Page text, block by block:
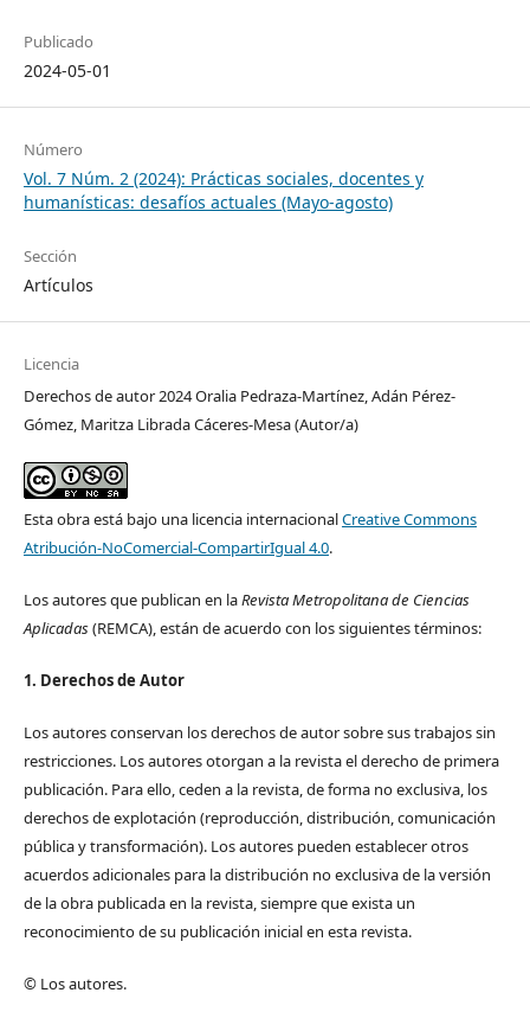
Publicado
2024-05-01
Número
Vol. 7 Núm. 2 (2024): Prácticas sociales, docentes y
humanísticas: desafíos actuales (Mayo-agosto)
Sección
Artículos
Licencia
Derechos de autor 2024 Oralia Pedraza-Martínez, Adán Pérez-
Gómez, Maritza Librada Cáceres-Mesa (Autor/a)
Esta obra está bajo una licencia internacionalCreative Commons
Atribución-NoComercial-CompartirIgual 4.0.
Los autores que publican en laRevista Metropolitana de Ciencias
Aplicadas(REMCA), están de acuerdo con los siguientes términos:
1. Derechos de Autor
Los autores conservan los derechos de autor sobre sus trabajos sin
restricciones. Los autores otorgan a la revista el derecho de primera
publicación. Para ello, ceden a la revista, de forma no exclusiva, los
derechos de explotación (reproducción, distribución, comunicación
pública y transformación). Los autores pueden establecer otros
acuerdos adicionales para la distribución no exclusiva de la versión
de la obra publicada en la revista, siempre que exista un
reconocimiento de su publicación inicial en esta revista.
© Los autores.